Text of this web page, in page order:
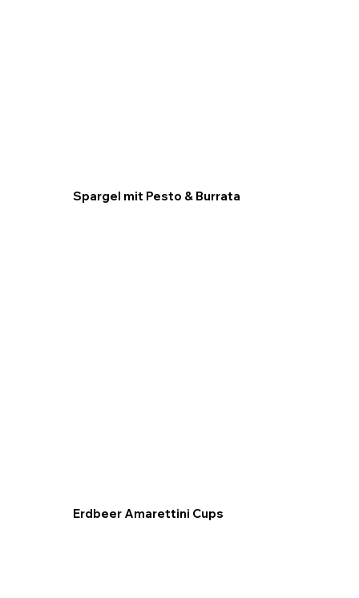
Spargel mit Pesto & Burrata
Erdbeer Amarettini Cups